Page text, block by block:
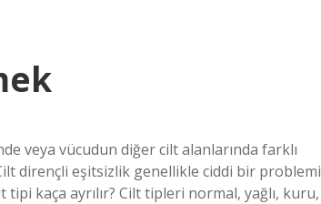
veya vücudun diğer cilt alanlarında farklı
dirençli eşitsizlik genellikle ciddi bir problemi
kaça ayrılır? Cilt tipleri normal, yağlı, kuru,